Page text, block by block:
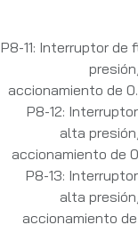
P8-11: Interruptor
accionamiento de
P8-12:
alta
accionamiento de
P8-13:
alta
accionamiento de